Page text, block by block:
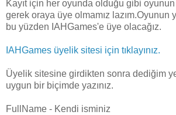
Kayıt için her oyunda olduğu gibi oyunun
gerek oraya üye olmamız lazım.Oyunun
bu yüzden IAHGames'e üye olacağız.
IAHGames üyelik sitesi için tıklayınız.
Üyelik sitesine girdikten sonra dediğim
uygun bir biçimde yazınız.
FullName - Kendi isminiz